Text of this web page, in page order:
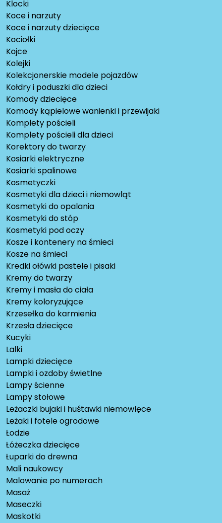
Klocki
Koce i narzuty
Koce i narzuty dziecięce
Kociołki
Kojce
Kolejki
Kolekcjonerskie modele pojazdów
Kołdry i poduszki dla dzieci
Komody dziecięce
Komody kąpielowe wanienki i przewijaki
Komplety pościeli
Komplety pościeli dla dzieci
Korektory do twarzy
Kosiarki elektryczne
Kosiarki spalinowe
Kosmetyczki
Kosmetyki dla dzieci i niemowląt
Kosmetyki do opalania
Kosmetyki do stóp
Kosmetyki pod oczy
Kosze i kontenery na śmieci
Kosze na śmieci
Kredki ołówki pastele i pisaki
Kremy do twarzy
Kremy i masła do ciała
Kremy koloryzujące
Krzesełka do karmienia
Krzesła dziecięce
Kucyki
Lalki
Lampki dziecięce
Lampki i ozdoby świetlne
Lampy ścienne
Lampy stołowe
Leżaczki bujaki i huśtawki niemowlęce
Leżaki i fotele ogrodowe
Łodzie
Łóżeczka dziecięce
Łuparki do drewna
Mali naukowcy
Malowanie po numerach
Masaż
Maseczki
Maskotki